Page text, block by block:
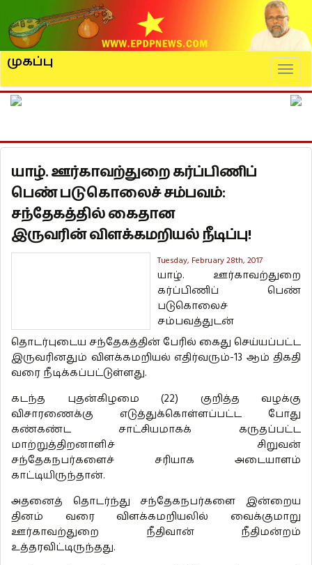
முகப்பு
யாழ். ஊர்காவற்துறை கர்ப்பிணிப்
பெண் படுகொலைச் சம்பவம்:
சந்தேகத்தில் கைதான
இருவரின் விளக்கமறியல் நீடிப்பு!
Tuesday, February 28th, 2017
யாழ். ஊர்காவற்துறை
கர்ப்பிணிப் பெண்
படுகொலைச்
சம்பவத்துடன்
தொடர்புடைய சந்தேகத்தின் பேரில் கைது செய்யப்பட்ட
இருவரினதும் விளக்கமறியல் எதிர்வரும்-13 ஆம் திகதி
வரை நீடிக்கப்பட்டுள்ளது.
கடந்த புதன்கிழமை (22) குறித்த வழக்கு
விசாரணைக்கு எடுத்துக்கொள்ளப்பட்ட போது
கண்கண்ட சாட்சியமாகக் கருதப்பட்ட
மாற்றுத்திறனாளிச் சிறுவன்
சந்தேகநபர்களைச் சரியாக அடையாளம்
காட்டியிருந்தான்.
அதனைத் தொடர்ந்து சந்தேகநபர்களை இன்றைய
தினம் வரை விளக்கமறியலில் வைக்குமாறு
ஊர்காவற்துறை நீதிவான் நீதிமன்றம்
உத்தரவிட்டிருந்தது.